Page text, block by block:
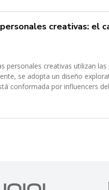
creativas: el
creativas utilizan
se adopta un diseño
conformada por influencers